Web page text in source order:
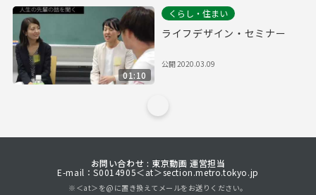
01:10
くらし・住まい
ライフデザイン・セミナー
公開2020.03.09
お問い合わせ : 東京動画 運営担当
E-mail：S0014905＜at＞section.metro.tokyo.jp
※＜at＞を@に置き換えてメールをお送りください。